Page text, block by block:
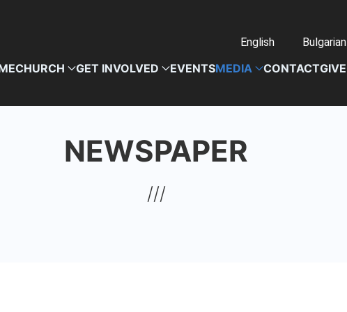
English Bulgarian
CHURCH GET INVOLVED EVENTSMEDIA CONTACTGIVE
NEWSPAPER